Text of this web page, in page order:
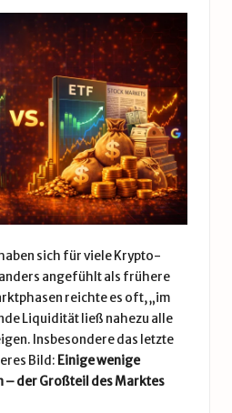
sich für viele Krypto-
angefühlt als frühere
reichte es oft, „im
Liquidität ließ nahezu alle
Insbesondere das letzte
Bild: Einige wenige
– der Großteil des Marktes